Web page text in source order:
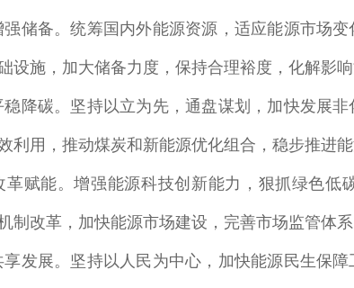
强储备。统筹国内外能源资源，适应能源市场
设施，加大储备力度，保持合理裕度，化解影
降碳。 坚持以立为先，通盘谋划，加快发展
利用，推动煤炭和新能源优化组合，稳步推进能
革赋能。增强能源科技创新能力，狠抓绿色低
制改革，加快能源市场建设，完善市场监管体
享发展。坚持以人民为中心，加快能源民生保